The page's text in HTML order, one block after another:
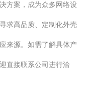
方案，成为众多网络设
求高品质、定制化外壳
来源。如需了解具体产
直接联系公司进行洽